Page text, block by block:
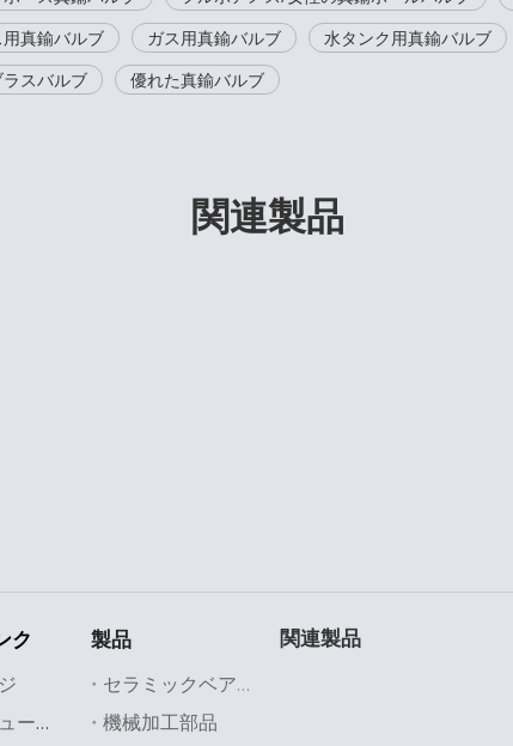
真鍮バルブ
ガス用真鍮バルブ 水タンク用真鍮バルブ
スバルブ
優れた真鍮バルブ
関連製品
ク
業界のソリューション
製品
セラミックベアリング
機械加工部品
関連製品